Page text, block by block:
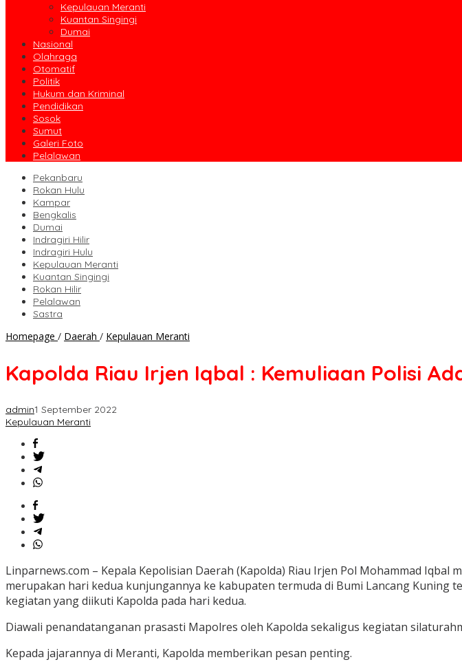
Kepulauan Meranti
Kuantan Singingi
Dumai
Nasional
Olahraga
Otomatif
Politik
Hukum dan Kriminal
Pendidikan
Sosok
Sumut
Galeri Foto
Pelalawan
Pekanbaru
Rokan Hulu
Kampar
Bengkalis
Dumai
Indragiri Hilir
Indragiri Hulu
Kepulauan Meranti
Kuantan Singingi
Rokan Hilir
Pelalawan
Sastra
Homepage / Daerah / Kepulauan Meranti
Iqbal
Kapolda Riau Irjen Iqbal : Kemuliaan Polisi
admin1 September 2022
Kepulauan Meranti
Linparnews.com – Kepala Kepolisian Daerah (Kapolda) Riau Irjen Pol Mohammad
merupakan hari kedua kunjungannya ke kabupaten termuda di Bumi Lancang Kuning
kegiatan yang diikuti Kapolda pada hari kedua.
Diawali penandatanganan prasasti Mapolres oleh Kapolda sekaligus kegiatan
Kepada jajarannya di Meranti, Kapolda memberikan pesan penting.